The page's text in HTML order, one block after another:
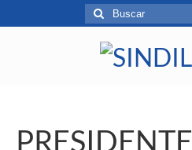
PRESIDENTE